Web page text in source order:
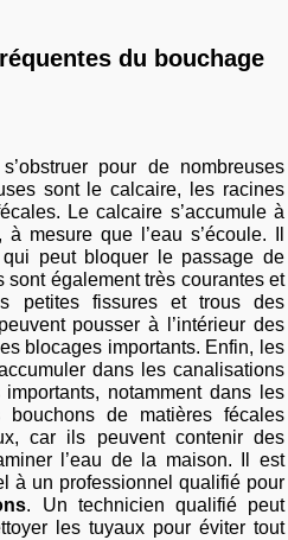
du bouchage
pour de nombreuses
sont le calcaire, les racines
Le calcaire s’accumule à
mesure que l’eau s’écoule. Il
peut bloquer le passage de
sont également très courantes et
petites fissures et trous des
pousser à l’intérieur des
blocages importants. Enfin, les
dans les canalisations
notamment dans les
de matières fécales
car ils peuvent contenir des
l’eau de la maison. Il est
à un professionnel qualifié pour
. Un technicien qualifié peut
les tuyaux pour éviter tout